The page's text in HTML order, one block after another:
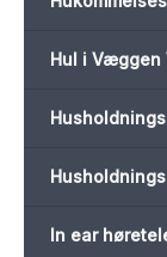
Hul i Væggen
In ear